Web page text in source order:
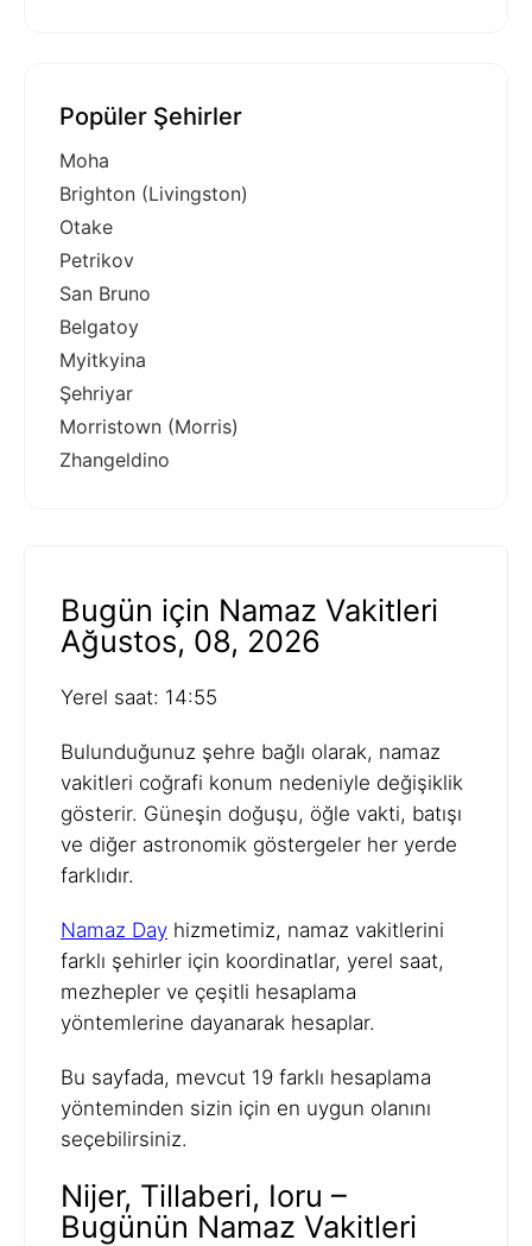
Popüler Şehirler
Moha
Brighton (Livingston)
Otake
Petrikov
San Bruno
Belgatoy
Myitkyina
Şehriyar
Morristown (Morris)
Zhangeldino
Bugün için Namaz Vakitleri
Ağustos, 08, 2026
Yerel saat: 14:55
Bulunduğunuz şehre bağlı olarak, namaz
vakitleri coğrafi konum nedeniyle değişiklik
gösterir. Güneşin doğuşu, öğle vakti, batışı
ve diğer astronomik göstergeler her yerde
farklıdır.
Namaz Day hizmetimiz, namaz vakitlerini
farklı şehirler için koordinatlar, yerel saat,
mezhepler ve çeşitli hesaplama
yöntemlerine dayanarak hesaplar.
Bu sayfada, mevcut 19 farklı hesaplama
yönteminden sizin için en uygun olanını
seçebilirsiniz.
Nijer, Tillaberi, Ioru –
Bugünün Namaz Vakitleri